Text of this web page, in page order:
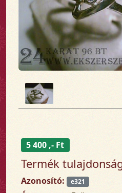
5 400 ,- Ft
Termék
Azonosító: e321